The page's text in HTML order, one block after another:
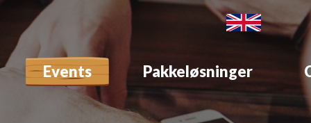
Events Pakkeløsninger